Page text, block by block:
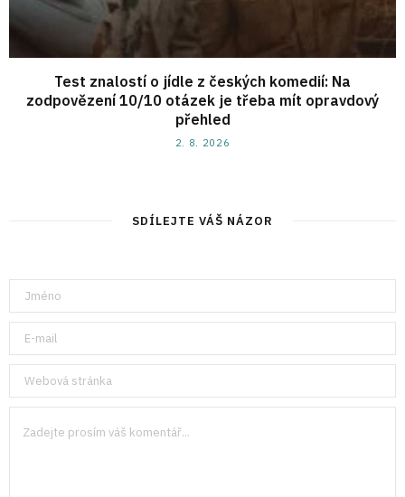
Test znalostí o jídle z českých komedií: Na
zodpovězení 10/10 otázek je třeba mít opravdový
přehled
2. 8. 2026
SDÍLEJTE VÁŠ NÁZOR